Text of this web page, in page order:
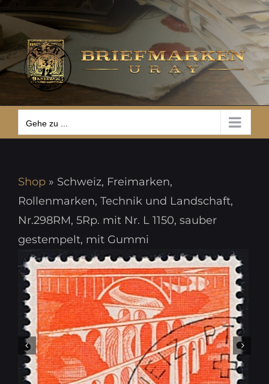
Zum
Inhalt
springen
Gehe zu ...
Gehe zu ...
Shop » Schweiz, Freimarken,
Rollenmarken, Technik und Landschaft,
Nr.298RM, 5Rp. mit Nr. L 1150, sauber
gestempelt, mit Gummi